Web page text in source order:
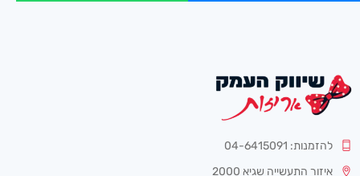
להזמנות: 04-6415091
איזור התעשייה שגיא 2000